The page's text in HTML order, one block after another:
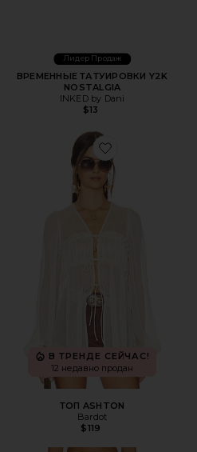
Лидер Продаж
ВРЕМЕННЫЕ ТАТУИРОВКИ Y2K
NOSTALGIA
INKED by Dani
$13
Favorite ТОП ASHTON
В ТРЕНДЕ СЕЙЧАС!
12 недавно продан
ТОП ASHTON
Bardot
$119